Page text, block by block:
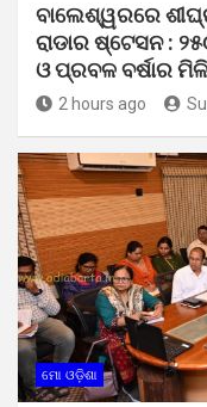
ବାଲେଶ୍ୱରରେ
ରାଡାର ଷ୍ଟେସନ :
ଓ ପ୍ରବଳ ବର୍ଷାର
2 hours ago
ମୋ ଓଡ଼ିଶା